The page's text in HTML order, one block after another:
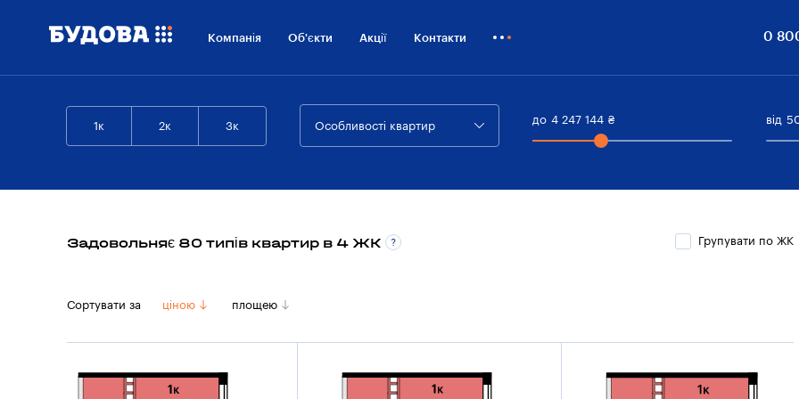
Компанія Об'єкти Акції Контакти
Бiзнесу
0
1к 2к 3к Особливості квартир
до 4 247 144 ₴ від
Задовольняє 80 типів квартир в 4 ЖК Групувати по ЖК
Сортувати за ціною площею